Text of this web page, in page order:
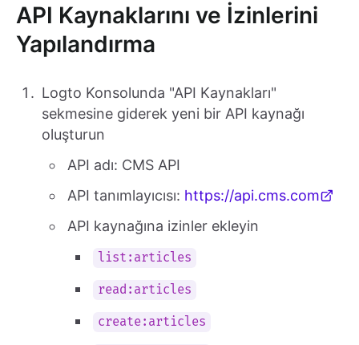
API Kaynaklarını ve İzinlerini
Yapılandırma
Logto Konsolunda "API Kaynakları"
sekmesine giderek yeni bir API kaynağı
oluşturun
API adı: CMS API
API tanımlayıcısı: https://api.cms.com
API kaynağına izinler ekleyin
list:articles
read:articles
create:articles